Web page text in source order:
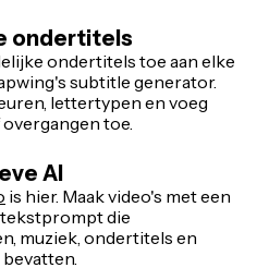
ondertitels
ondertitels toe aan elke
subtitle generator.
lettertypen en voeg
toe.
AI
is hier. Maak video's met een
die
muziek, ondertitels en